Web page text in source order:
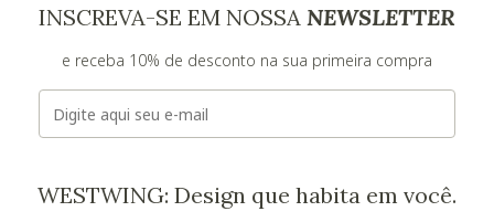
INSCREVA-SE EM NOSSA NEWSLETTER
e receba 10% de desconto na sua primeira compra
WESTWING: Design que habita em você.